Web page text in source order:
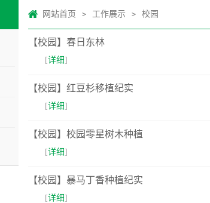
网站首页 > 工作展示 > 校园
【校园】春日东林
[详细]
【校园】红豆杉移植纪实
[详细]
【校园】校园零星树木种植
[详细]
【校园】暴马丁香种植纪实
[详细]